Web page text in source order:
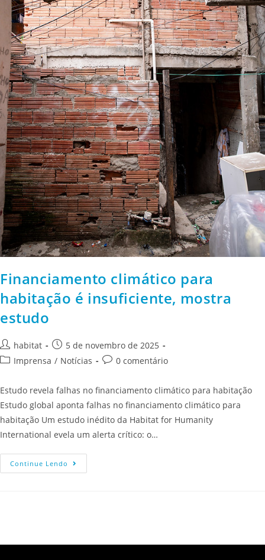
Financiamento climático para
habitação é insuficiente, mostra
estudo
habitat
5 de novembro de 2025
Imprensa / Notícias 0 comentário
Estudo revela falhas no financiamento climático para habitação
Estudo global aponta falhas no financiamento climático para
habitação Um estudo inédito da Habitat for Humanity
International evela um alerta crítico: o…
Continue Lendo